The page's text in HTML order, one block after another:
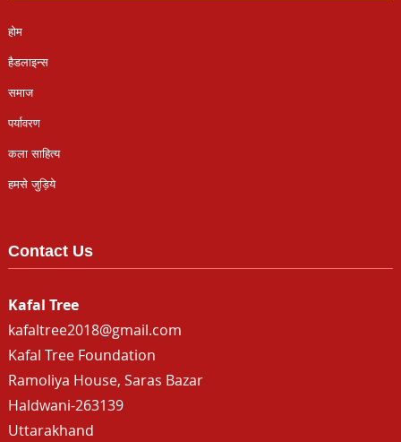
होम
हैडलाइन्स
समाज
पर्यावरण
कला साहित्य
हमसे जुड़िये
Contact Us
Kafal Tree
kafaltree2018@gmail.com
Kafal Tree Foundation
Ramoliya House, Saras Bazar
Haldwani-263139
Uttarakhand